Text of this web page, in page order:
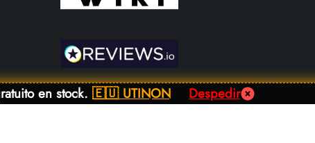
en stock. 🇪🇺 UTINON Despedir